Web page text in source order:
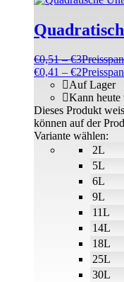
€0,51 –€3
€0,41 – €2
2L
5L
6L
9L
11L
14L
18L
25L
30L
Auf Lager
Kann heute
Variante wählen:
Dieses Produkt
können auf der